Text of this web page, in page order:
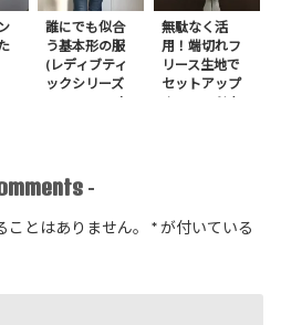
誰にでも似合
う基本形の服
(レディブティ
ックシリーズ
no.8272) か
アップジャケ
ットを作りま
無駄なく活
用！端切れフ
リース生地で
セットアップ
＋スヌードを1
-
とはありません。 *が付いている